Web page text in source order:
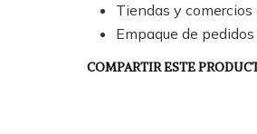
Tiendas y comercios
Empaque de
COMPARTIR ESTE